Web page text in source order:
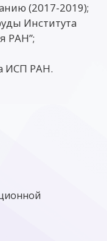
(2017-2019);
Института
РАН”;
ИСП РАН.